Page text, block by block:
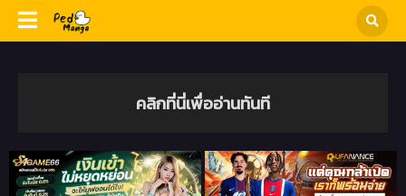
คลิกที่นี่เพื่ออ่านทันที